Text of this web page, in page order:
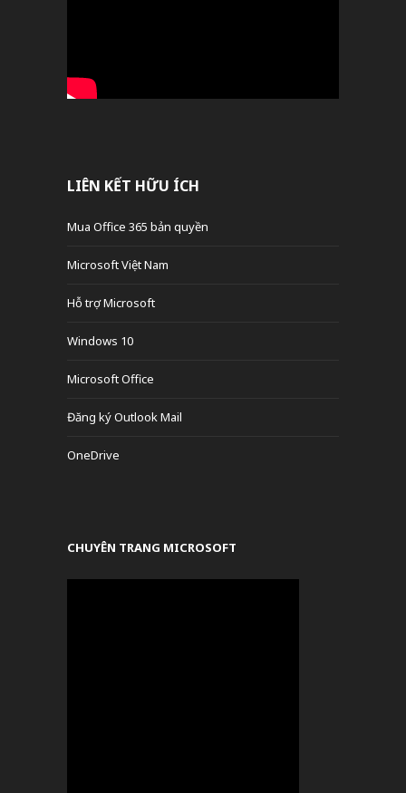
LIÊN KẾT HỮU ÍCH
Mua Office 365 bản quyền
Microsoft Việt Nam
Hỗ trợ Microsoft
Windows 10
Microsoft Office
Đăng ký Outlook Mail
OneDrive
CHUYÊN TRANG MICROSOFT